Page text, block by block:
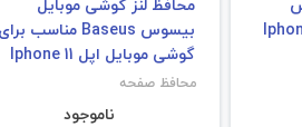
بیسوس Baseus مناسب برای
گوشی موبایل اپل Iphone 11
محافظ صفحه
ناموجود